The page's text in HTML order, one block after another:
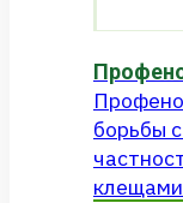
борьбы
клещами